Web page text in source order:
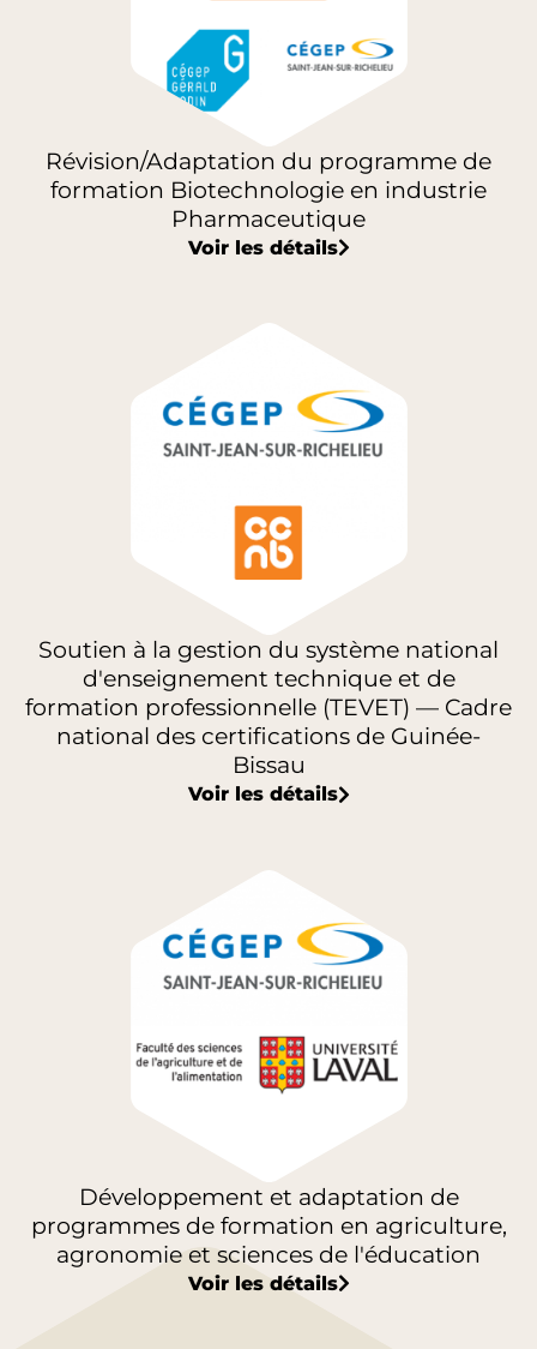
Révision/Adaptation du programme de
formation Biotechnologie en industrie
Pharmaceutique
Voir les détails
Soutien à la gestion du système national
d'enseignement technique et de
formation professionnelle (TEVET) — Cadre
national des certifications de Guinée-
Bissau
Voir les détails
Développement et adaptation de
programmes de formation en agriculture,
agronomie et sciences de l'éducation
Voir les détails